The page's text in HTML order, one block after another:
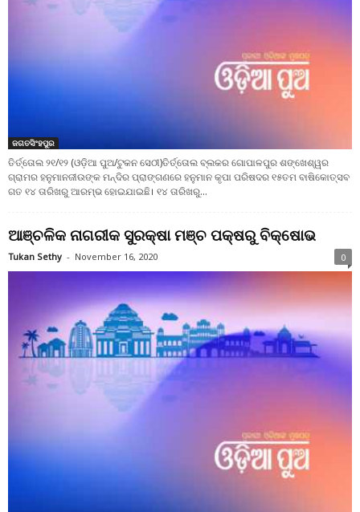
ଜଗତସିଂହପୁର
ତିର୍ତ୍ତୋଲ ୨୧/୧୨ (ଓଡ଼ିଆ ପୁଅ/ଟୁକନ ସେଠୀ)ତିର୍ତ୍ତୋଲ ବ୍ଲକର ଗୋପାଳପୁର ଶଙ୍ଖେଶ୍ୱର
ଗ୍ରାମର ହନୁମାନଜୀଉଙ୍କ ମନ୍ଦିର ପ୍ରାଙ୍ଗଣରେ ହନୁମାନ କୃପା ପରିଷଦର ୧୫ତମ ବାଷିକୋତ୍ସବ
ଗତ ୧୪ ତାରିଖରୁ ଆରମ୍ଭ ହୋଇଯାଇଛି। ୧୪ ତାରିଖରୁ...
ଆଞ୍ଚଳିକ ନାଗରୀକ ସୁରକ୍ଷା ମଞ୍ଚ ପକ୍ଷରୁ ବିକ୍ଷୋଭ
Tukan Sethy - November 16, 2020 0